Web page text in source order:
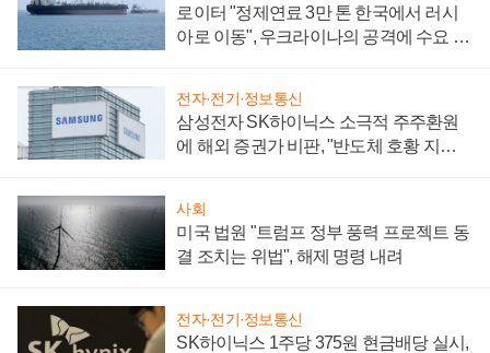
로이터 "정제연료 3만 톤 한국에서 러시
아로 이동", 우크라이나의 공격에 수요 늘
전자·전기·정보통신
삼성전자 SK하이닉스 소극적 주주환원
에 해외 증권가 비판, "반도체 호황 지속
사회
미국 법원 "트럼프 정부 풍력 프로젝트 동
결 조치는 위법", 해제 명령 내려
전자·전기·정보통신
SK하이닉스 1주당 375원 현금배당 실시,